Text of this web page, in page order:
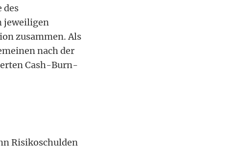
des
jeweiligen
zusammen. Als
nach der
Cash-Burn-
Risikoschulden